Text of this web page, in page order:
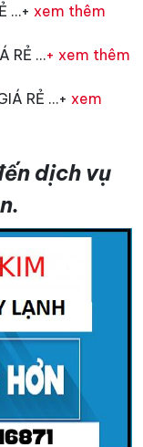
…+ xem thêm
RẺ …+ xem thêm
RẺ …+ xem
dịch vụ